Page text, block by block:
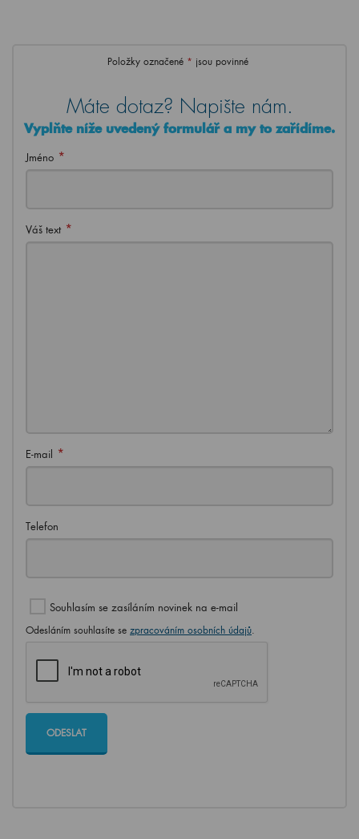
Položky označené * jsou povinné
Máte dotaz? Napište nám.
Vyplňte níže uvedený formulář a my to zařídíme.
Jméno *
Váš text *
E-mail *
Telefon
Souhlasím se zasíláním novinek na e-mail
Odesláním souhlasíte se zpracováním osobních údajů.